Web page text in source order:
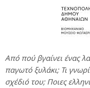
Από πού βγαίνει ένας
παγωτό ξυλάκι; Τι
σχέδιό του; Ποιες